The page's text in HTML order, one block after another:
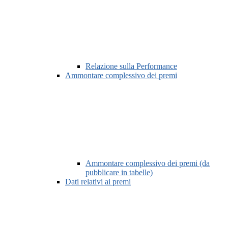
Relazione sulla Performance
Ammontare complessivo dei premi
Ammontare complessivo dei premi (da
pubblicare in tabelle)
Dati relativi ai premi